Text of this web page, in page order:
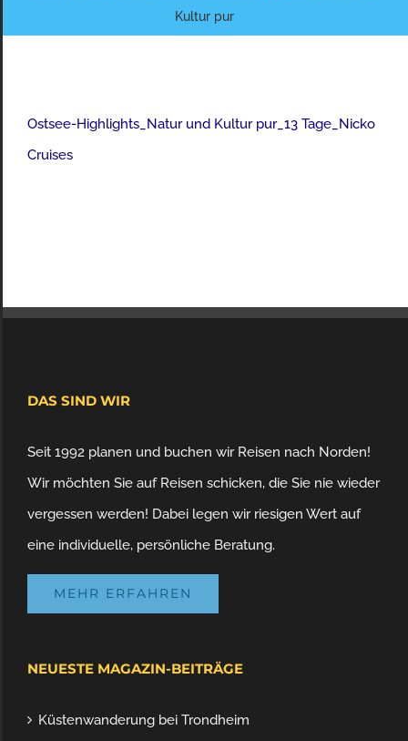
Kultur pur
Ostsee-Highlights_Natur und Kultur pur_13 Tage_Nicko
Cruises
DAS SIND WIR
Seit 1992 planen und buchen wir Reisen nach Norden!
Wir möchten Sie auf Reisen schicken, die Sie nie wieder
vergessen werden! Dabei legen wir riesigen Wert auf
eine individuelle, persönliche Beratung.
MEHR ERFAHREN
NEUESTE MAGAZIN-BEITRÄGE
Küstenwanderung bei Trondheim